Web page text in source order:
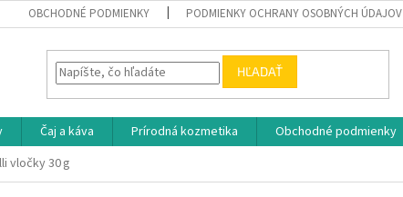
OBCHODNÉ PODMIENKY PODMIENKY OCHRANY OSOBNÝCH ÚDAJOV
HĽADAŤ
Čaj a káva Prírodná kozmetika Obchodné podmienky
vločky 30 g